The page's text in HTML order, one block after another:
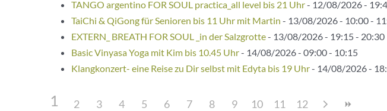
TANGO argentino FOR SOUL practica_all level bis 21 Uhr- 12/08/2026 -
TaiChi & QiGong für Senioren bis 11 Uhr mit Martin - 13/08/2026 - 10:00 -
EXTERN_ BREATH FOR SOUL _in der Salzgrotte- 13/08/2026 - 19:15 - 20:30
Basic Vinyasa Yoga mit Kim bis 10.45 Uhr- 14/08/2026 - 09:00 - 10:15
Klangkonzert- eine Reise zu Dir selbst mit Edyta bis 19 Uhr- 14/08/2026 -
1 2 3 4 5 6 7 8 9 10 11 12